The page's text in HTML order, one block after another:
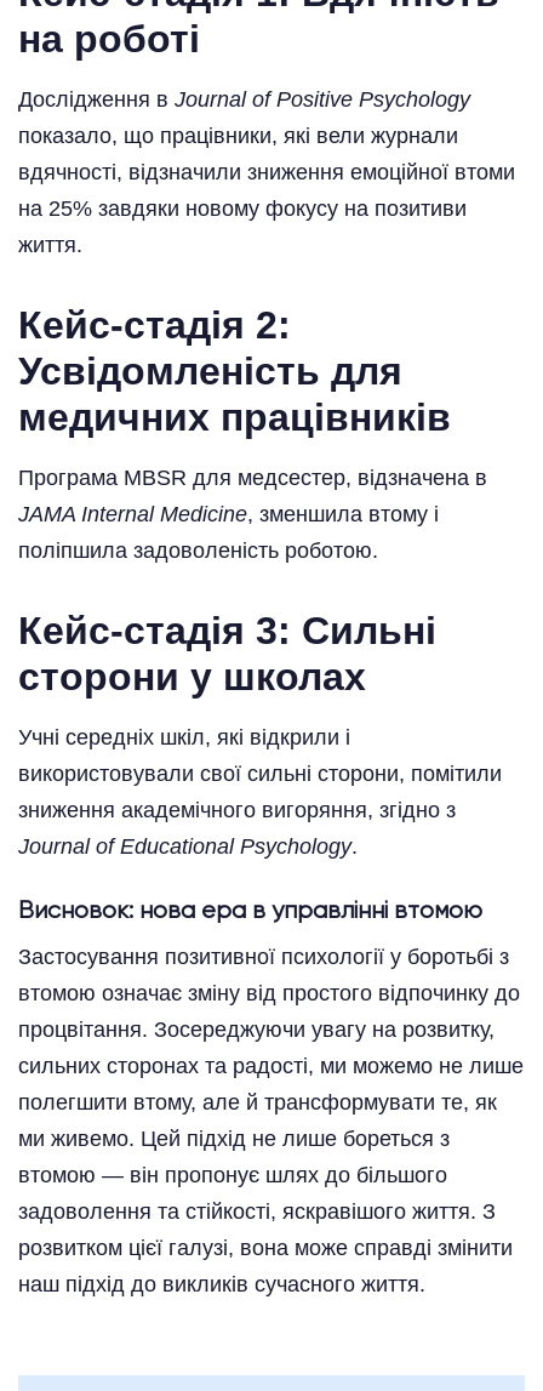
на роботі
Дослідження в Journal of Positive Psychology
показало, що працівники, які вели журнали
вдячності, відзначили зниження емоційної втоми
на 25% завдяки новому фокусу на позитиви
життя.
Кейс-стадія 2:
Усвідомленість для
медичних працівників
Програма MBSR для медсестер, відзначена в
JAMA Internal Medicine, зменшила втому і
поліпшила задоволеність роботою.
Кейс-стадія 3: Сильні
сторони у школах
Учні середніх шкіл, які відкрили і
використовували свої сильні сторони, помітили
зниження академічного вигоряння, згідно з
Journal of Educational Psychology.
Висновок: нова ера в управлінні втомою
Застосування позитивної психології у боротьбі з
втомою означає зміну від простого відпочинку до
процвітання. Зосереджуючи увагу на розвитку,
сильних сторонах та радості, ми можемо не лише
полегшити втому, але й трансформувати те, як
ми живемо. Цей підхід не лише бореться з
втомою — він пропонує шлях до більшого
задоволення та стійкості, яскравішого життя. З
розвитком цієї галузі, вона може справді змінити
наш підхід до викликів сучасного життя.